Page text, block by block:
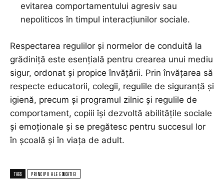
evitarea comportamentului agresiv sau
nepoliticos în timpul interacțiunilor sociale.
Respectarea regulilor și normelor de conduită la
grădiniță este esențială pentru crearea unui mediu
sigur, ordonat și propice învățării. Prin învățarea să
respecte educatorii, colegii, regulile de siguranță și
igienă, precum și programul zilnic și regulile de
comportament, copiii își dezvoltă abilitățile sociale
și emoționale și se pregătesc pentru succesul lor
în școală și în viața de adult.
TAGS PRINCIPII ALE EDUCATIEI